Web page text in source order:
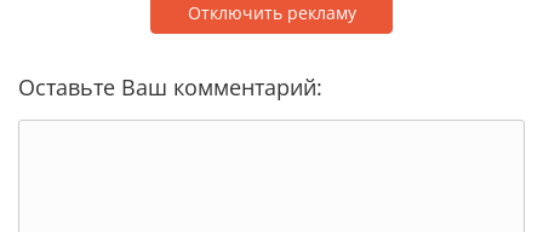
Отключить рекламу
Оставьте Ваш комментарий: